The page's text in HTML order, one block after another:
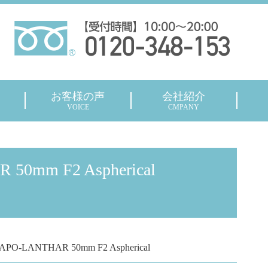
お客様の声
VOICE
会社紹介
CMPANY
F2 Aspherical
LANTHAR 50mm F2 Aspherical